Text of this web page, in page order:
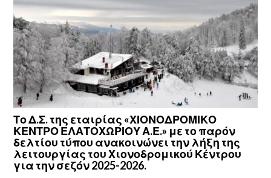
Το Δ.Σ. της εταιρίας «ΧΙΟΝΟΔΡΟΜΙΚΟ
ΚΕΝΤΡΟ ΕΛΑΤΟΧΩΡΙΟΥ Α.Ε.» με το παρόν
δελτίου τύπου ανακοινώνει την λήξη της
λειτουργίας του Χιονοδρομικού Κέντρου
για την σεζόν 2025-2026.